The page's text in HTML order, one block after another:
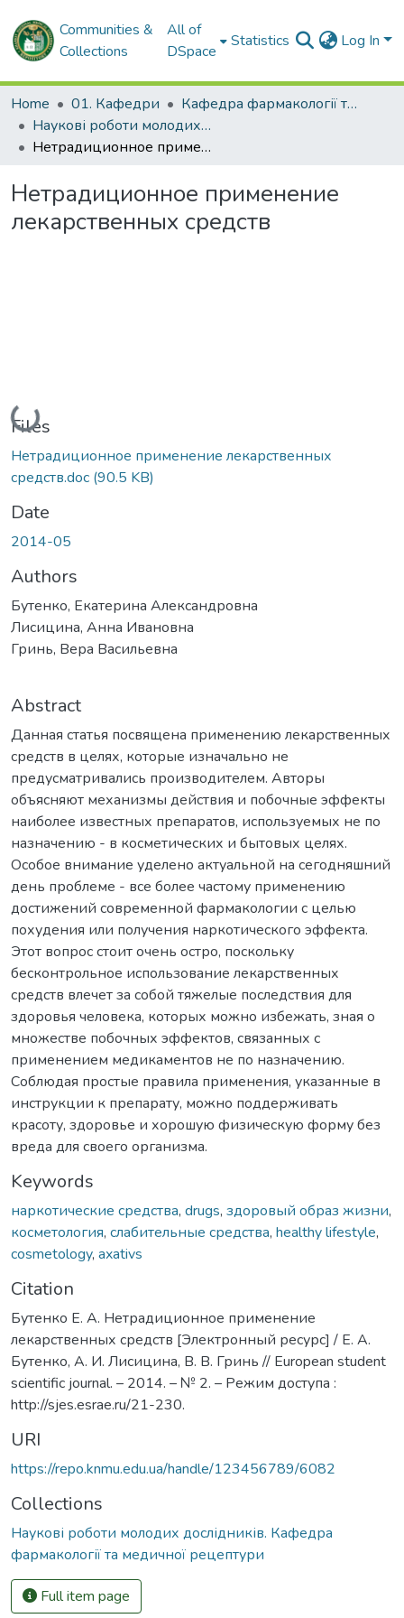
Communities &
Collections
All of
DSpace
Statistics Log In
Home 01. Кафедри
Кафедра фармакології та медичної рецептури
Наукові роботи молодих дослідників. Кафедра фармакології та медичної рецептури
Нетрадиционное применение лекарственных средств
Нетрадиционное применение
лекарственных средств
Loading...
Files
Нетрадиционное применение лекарственных
средств.doc (90.5 KB)
Date
2014-05
Authors
Бутенко, Екатерина Александровна
Лисицина, Анна Ивановна
Гринь, Вера Васильевна
Abstract
Данная статья посвящена применению лекарственных
средств в целях, которые изначально не
предусматривались производителем. Авторы
объясняют механизмы действия и побочные эффекты
наиболее известных препаратов, используемых не по
назначению - в косметических и бытовых целях.
Особое внимание уделено актуальной на сегодняшний
день проблеме - все более частому применению
достижений современной фармакологии с целью
похудения или получения наркотического эффекта.
Этот вопрос стоит очень остро, поскольку
бесконтрольное использование лекарственных
средств влечет за собой тяжелые последствия для
здоровья человека, которых можно избежать, зная о
множестве побочных эффектов, связанных с
применением медикаментов не по назначению.
Соблюдая простые правила применения, указанные в
инструкции к препарату, можно поддерживать
красоту, здоровье и хорошую физическую форму без
вреда для своего организма.
Keywords
наркотические средства, drugs, здоровый образ жизни,
косметология, слабительные средства, healthy lifestyle,
cosmetology, axativs
Citation
Бутенко Е. А. Нетрадиционное применение
лекарственных средств [Электронный ресурс] / Е. А.
Бутенко, А. И. Лисицина, В. В. Гринь // European student
scientific journal. – 2014. – № 2. – Режим доступа :
http://sjes.esrae.ru/21-230.
URI
https://repo.knmu.edu.ua/handle/123456789/6082
Collections
Наукові роботи молодих дослідників. Кафедра
фармакології та медичної рецептури
Full item page